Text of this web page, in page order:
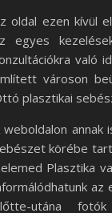
oldal ezen kívül
egyes
való
városon
plasztikai
weboldalon annak
körébe
Plasztika
az
utána fotók